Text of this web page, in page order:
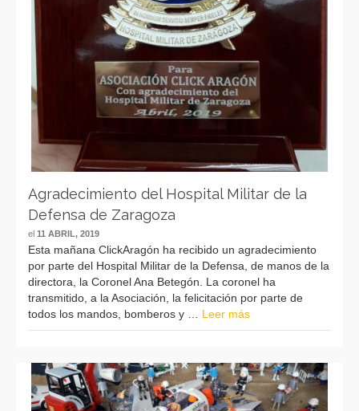
Agradecimiento del Hospital Militar de la
Defensa de Zaragoza
el 11 ABRIL, 2019
Esta mañana ClickAragón ha recibido un agradecimiento
por parte del Hospital Militar de la Defensa, de manos de la
directora, la Coronel Ana Betegón. La coronel ha
transmitido, a la Asociación, la felicitación por parte de
todos los mandos, bomberos y … Leer más